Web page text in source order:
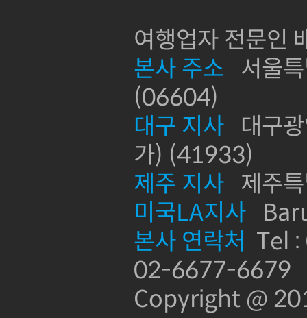
여행업자 전문인
본사 주소 서울
(06604)
대구 지사 대구
가) (41933)
제주 지사 제주
미국LA지사
본사 연락처 Tel
02-6677-6679
Copyright @